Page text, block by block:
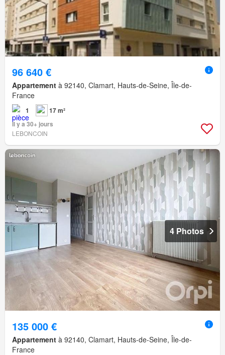
96 640 €
Appartement à 92140, Clamart, Hauts-de-Seine, Île-de-
France
1
17 m²
Il y a 30+ jours
LEBONCOIN
4 Photos
135 000 €
Appartement à 92140, Clamart, Hauts-de-Seine, Île-de-
France